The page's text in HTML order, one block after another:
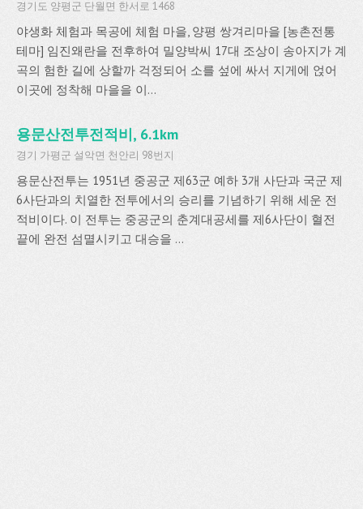
경기도 양평군 단월면 한서로 1468
야생화 체험과 목공에 체험 마을, 양평 쌍겨리마을 [농촌전통
테마] 임진왜란을 전후하여 밀양박씨 17대 조상이 송아지가 계
곡의 험한 길에 상할까 걱정되어 소를 섶에 싸서 지게에 얹어
이곳에 정착해 마을을 이...
용문산전투전적비, 6.1km
경기 가평군 설악면 천안리 98번지
용문산전투는 1951년 중공군 제63군 예하 3개 사단과 국군 제
6사단과의 치열한 전투에서의 승리를 기념하기 위해 세운 전
적비이다. 이 전투는 중공군의 춘계대공세를 제6사단이 혈전
끝에 완전 섬멸시키고 대승을 ...